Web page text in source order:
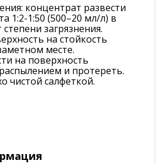
концентрат развести
1:2-1:50 (500–20 мл/л) в
загрязнения.
на стойкость
месте.
на поверхность
и протереть.
чистой салфеткой.